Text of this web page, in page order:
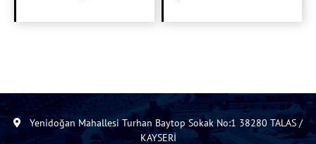
Yenidoğan Mahallesi Turhan Baytop Sokak No:1 38280 TALAS /
KAYSERİ